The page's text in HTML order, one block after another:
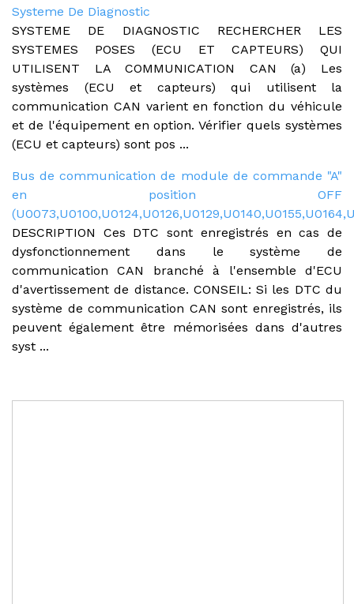
Systeme De Diagnostic
SYSTEME DE DIAGNOSTIC RECHERCHER LES
SYSTEMES POSES (ECU ET CAPTEURS) QUI
UTILISENT LA COMMUNICATION CAN (a) Les
systèmes (ECU et capteurs) qui utilisent la
communication CAN varient en fonction du véhicule
et de l'équipement en option. Vérifier quels systèmes
(ECU et capteurs) sont pos ...
Bus de communication de module de commande "A"
en position OFF
DESCRIPTION Ces DTC sont enregistrés en cas de
dysfonctionnement dans le système de
communication CAN branché à l'ensemble d'ECU
d'avertissement de distance. CONSEIL: Si les DTC du
système de communication CAN sont enregistrés, ils
peuvent également être mémorisées dans d'autres
syst ...